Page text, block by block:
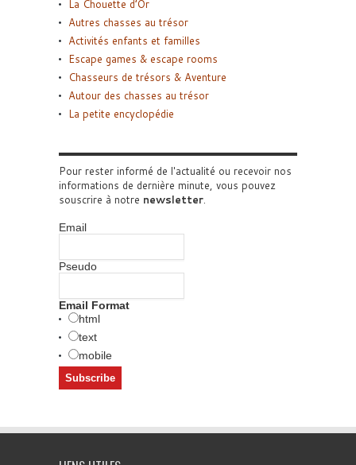
La Chouette d’Or
Autres chasses au trésor
Activités enfants et familles
Escape games & escape rooms
Chasseurs de trésors & Aventure
Autour des chasses au trésor
La petite encyclopédie
Pour rester informé de l'actualité ou recevoir nos
informations de dernière minute, vous pouvez
souscrire à notre newsletter.
Email
Pseudo
Email Format
html
text
mobile